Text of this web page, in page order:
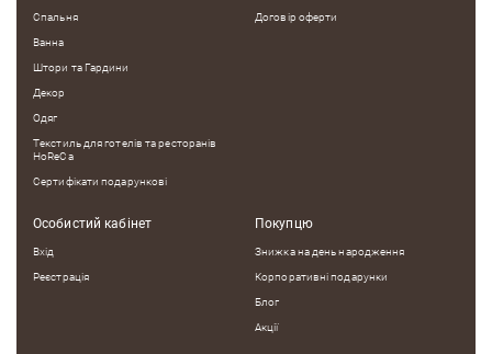
Спальня
Ванна
Штори та Гардини
Декор
Одяг
Текстиль для готелів та ресторанів
HoReCa
Сертифікати подарункові
Договір оферти
Особистий кабінет
Вхід
Реєстрація
Покупцю
Знижка на день народження
Корпоративні подарунки
Блог
Акції